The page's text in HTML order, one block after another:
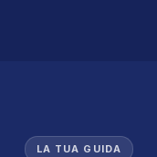
LA TUA GUIDA